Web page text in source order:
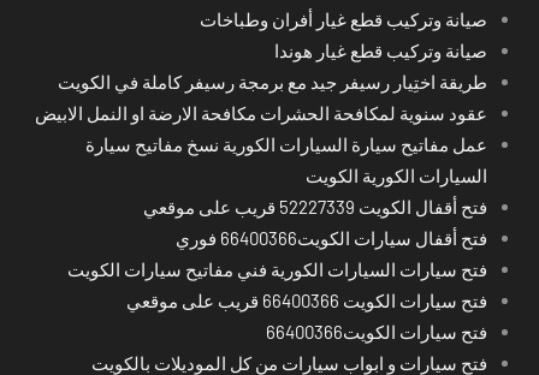
صيانة وتركيب قطع غيار أفران وطباخات
صيانة وتركيب قطع غيار هوندا
طريقة اختِيار رسيفر جيد مع برمجة رسيفر كاملة في الكويت
عقود سنوية لمكافحة الحشرات مكافحة الارضة او النمل الابيض
عمل مفاتيح سيارة السيارات الكورية نسخ مفاتيح سيارة
السيارات الكورية الكويت
فتح أقفال الكويت 52227339 قريب على موقعي
فتح أقفال سيارات الكويت66400366 فوري
فتح سيارات السيارات الكورية فني مفاتيح سيارات الكويت
فتح سيارات الكويت 66400366 قريب على موقعي
فتح سيارات الكويت66400366
فتح سيارات و ابواب سيارات من كل الموديلات بالكويت